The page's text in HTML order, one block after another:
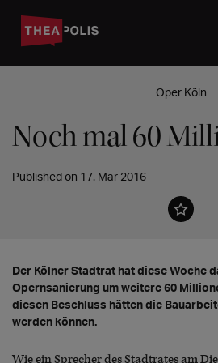
Oper Köln
Noch mal 60
Published on 17. Mar 2016
Der Kölner Stadtrat hat diese Woche
Opernsanierung um weitere 60
diesen Beschluss hätten die
werden können.
Wie ein Sprecher des Stadtrates am